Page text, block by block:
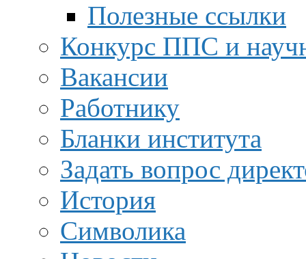
Полезные ссылки
Конкурс ППС и
Вакансии
Работнику
Бланки института
Задать вопрос
История
Символика